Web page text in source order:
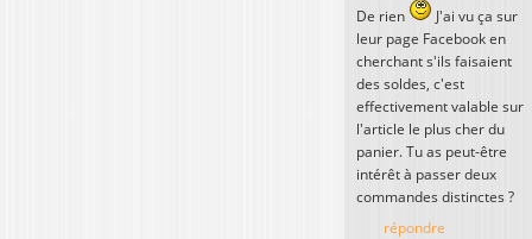
De rien
J'ai vu ça sur
leur page Facebook en
cherchant s'ils faisaient
des soldes, c'est
effectivement valable sur
l'article le plus cher du
panier. Tu as peut-être
intérêt à passer deux
commandes distinctes ?
répondre